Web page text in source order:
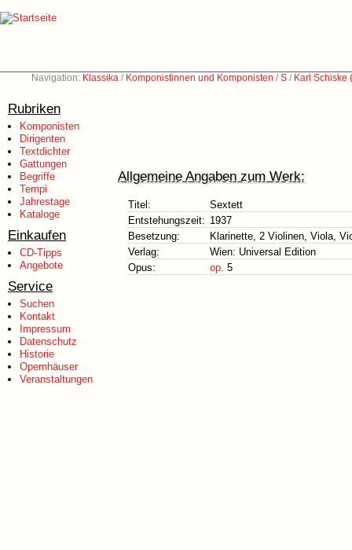
Navigation: Klassika / Komponistinnen und Komponisten /S / Karl Schiske
Rubriken
Komponisten
Dirigenten
Textdichter
Gattungen
Begriffe
Tempi
Jahrestage
Kataloge
Einkaufen
CD-Tipps
Angebote
Service
Suchen
Kontakt
Impressum
Datenschutz
Historie
Opernhäuser
Veranstaltungen
Allgemeine Angaben zum Werk:
Titel:
Sextett
Entstehungszeit: 1937
Besetzung:
Klarinette, 2 Violinen, Viola,
Verlag:
Wien: Universal Edition
Opus:
op. 5